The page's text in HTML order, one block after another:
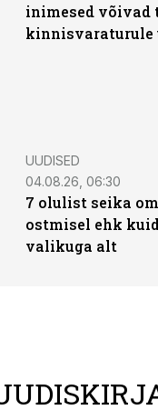
inimesed võivad
kinnisvaraturule
UUDISED
04.08.26, 06:30
7 olulist seika
ostmisel ehk
valikuga alt